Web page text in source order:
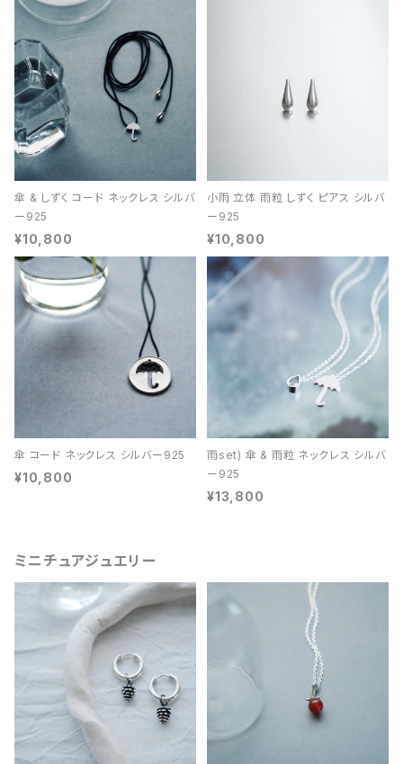
傘 & しずく コード ネックレス シルバ
ー925
¥10,800
小雨 立体 雨粒 しずく ピアス シルバ
ー925
¥10,800
傘 コード ネックレス シルバー925
¥10,800
雨set) 傘 & 雨粒 ネックレス シルバ
ー925
¥13,800
ミニチュアジュエリー